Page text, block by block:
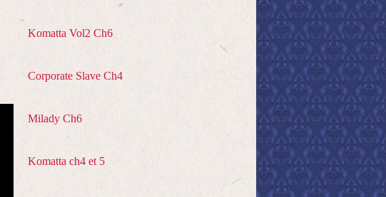
Komatta Vol2 Ch6
Corporate Slave Ch4
Milady Ch6
Komatta ch4 et 5